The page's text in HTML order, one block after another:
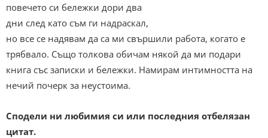
повечето си бележки дори два
дни след като съм ги надраскал,
но все се надявам да са ми свършили работа, когато е
трябвало. Също толкова обичам някой да ми подари
книга със записки и бележки. Намирам интимността на
нечий почерк за неустоима.
Сподели ни любимия си или последния отбелязан
цитат.